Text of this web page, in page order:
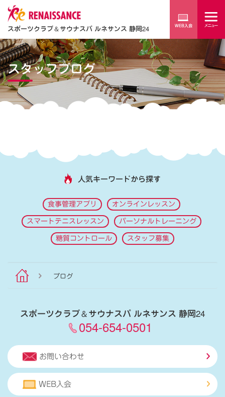
スポーツクラブ＆サウナスパ ルネサンス 静岡24
スタッフブログ
人気キーワードから探す
食事管理アプリ オンラインレッスン
スマートテニスレッスン パーソナルトレーニング
糖質コントロール スタッフ募集
ブログ
スポーツクラブ＆サウナスパ ルネサンス 静岡24
054-654-0501
お問い合わせ
WEB入会